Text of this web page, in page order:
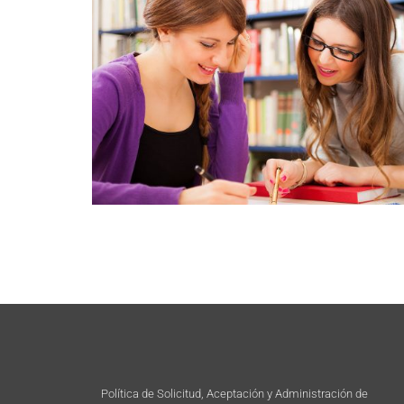
Política de Solicitud, Aceptación y Administración de